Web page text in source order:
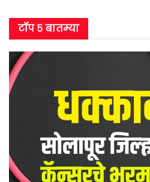
टॉप ५ बातम्या